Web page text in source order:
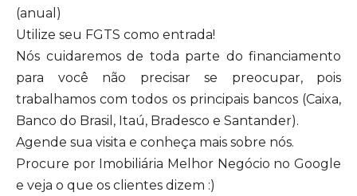
(anual)
Utilize seu FGTS como entrada!
Nós cuidaremos de toda parte do financiamento
para você não precisar se preocupar, pois
trabalhamos com todos os principais bancos (Caixa,
Banco do Brasil, Itaú, Bradesco e Santander).
Agende sua visita e conheça mais sobre nós.
Procure por Imobiliária Melhor Negócio no Google
e veja o que os clientes dizem :)